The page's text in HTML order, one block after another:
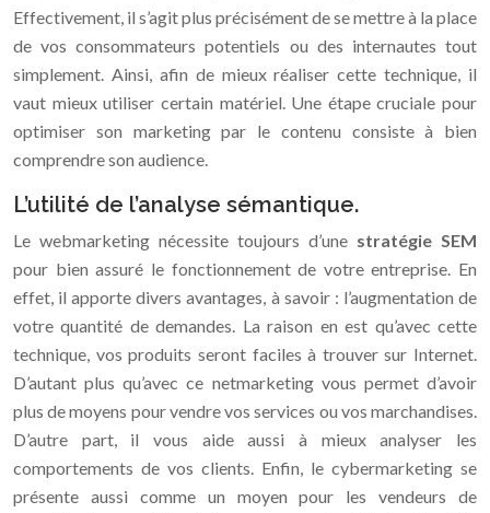
Effectivement, il s’agit plus précisément de se mettre à la place
de vos consommateurs potentiels ou des internautes tout
simplement. Ainsi, afin de mieux réaliser cette technique, il
vaut mieux utiliser certain matériel. Une étape cruciale pour
optimiser son marketing par le contenu consiste à bien
comprendre son audience.
L’utilité de l’analyse sémantique.
Le webmarketing nécessite toujours d’une stratégie SEM
pour bien assuré le fonctionnement de votre entreprise. En
effet, il apporte divers avantages, à savoir : l’augmentation de
votre quantité de demandes. La raison en est qu’avec cette
technique, vos produits seront faciles à trouver sur Internet.
D’autant plus qu’avec ce netmarketing vous permet d’avoir
plus de moyens pour vendre vos services ou vos marchandises.
D’autre part, il vous aide aussi à mieux analyser les
comportements de vos clients. Enfin, le cybermarketing se
présente aussi comme un moyen pour les vendeurs de